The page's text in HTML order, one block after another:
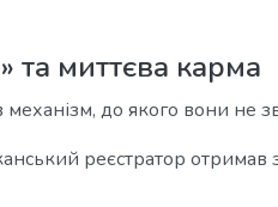
миттєва карма
до якого вони не
реєстратор отримав